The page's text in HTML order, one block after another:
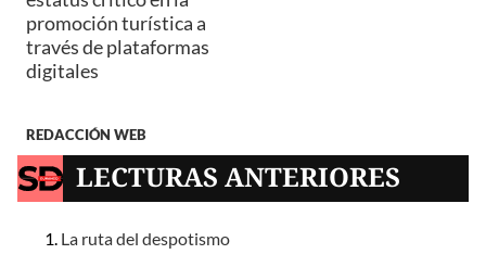
promoción turística a
través de plataformas
digitales
REDACCIÓN WEB
LECTURAS ANTERIORES
La ruta del despotismo